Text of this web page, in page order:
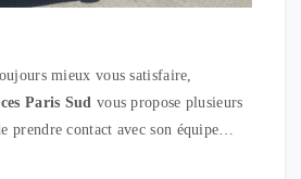
mieux vous satisfaire,
Paris Sud vous propose plusieurs
prendre contact avec son équipe…